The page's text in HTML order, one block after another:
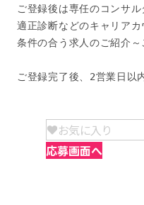
ご登録後は専任のコンサル
適正診断などのキャリアカ
条件の合う求人のご紹介
ご登録完了後、2営業日以
お気に入り
応募画面へ